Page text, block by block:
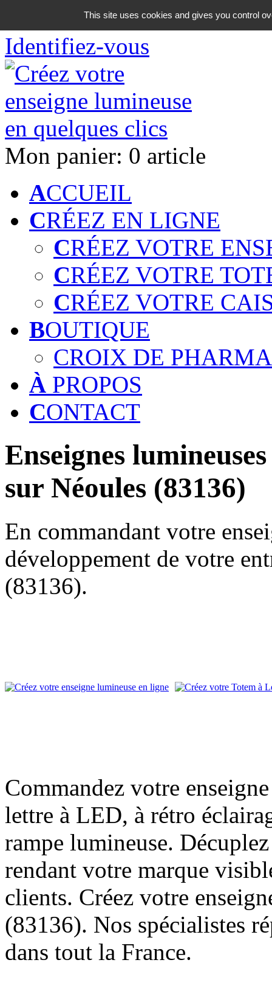
06 18 42 08 59
Identifiez-vous
Mon panier: 0 article
ACCUEIL
CRÉEZ EN LIGNE
CRÉEZ VOTRE
CRÉEZ VOTRE
CRÉEZ VOTRE
BOUTIQUE
CROIX DE
À PROPOS
CONTACT
Enseignes
sur Néoules (83136)
En commandant votre
développement de votre
(83136).
Commandez votre
lettre à LED, à rétro
rampe lumineuse.
rendant votre marque
clients. Créez votre
(83136). Nos spécialistes
dans tout la France.
This site uses cookies and gives you control